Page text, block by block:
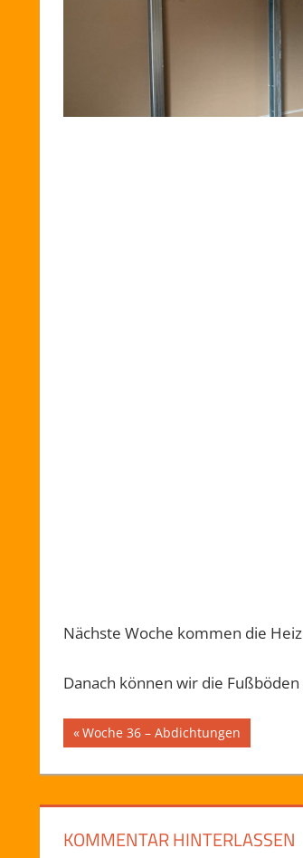
Nächste Woche kommen die
Danach können wir die
DECKE
WETTER
Beitragsnavigation
Vorheriger
Woche 36 – Abdichtungen
KOMMENTAR HINTERLASSEN